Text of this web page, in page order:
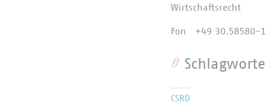
Wirtschaftsrecht
Fon +49 30.58580-
Schlagworte
CSRD